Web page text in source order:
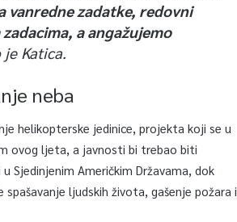
vanredne zadatke, redovni
a angažujemo
je Katica.
neba
helikopterske jedinice, projekta koji se u
ovog ljeta, a javnosti bi trebao biti
Sjedinjenim Američkim Državama, dok
ljudskih života, gašenje požara i